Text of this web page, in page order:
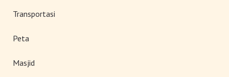
Transportasi
Peta
Masjid